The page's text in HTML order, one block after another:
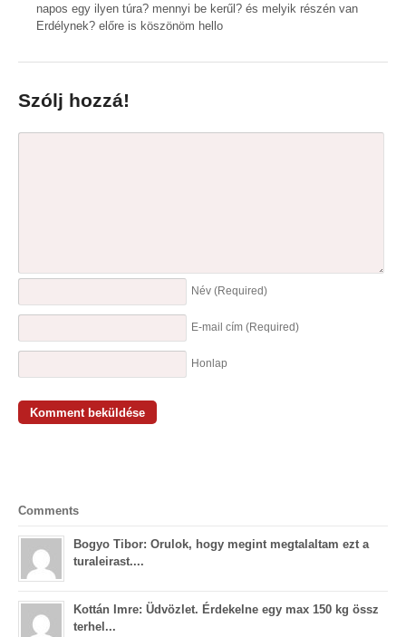
napos egy ilyen túra? mennyi be kerűl? és melyik részén van
Erdélynek? előre is köszönöm hello
Szólj hozzá!
Név (Required)
E-mail cím (Required)
Honlap
Comments
Bogyo Tibor: Orulok, hogy megint megtalaltam ezt a
turaleirast....
Kottán Imre: Üdvözlet. Érdekelne egy max 150 kg össz
terhel...